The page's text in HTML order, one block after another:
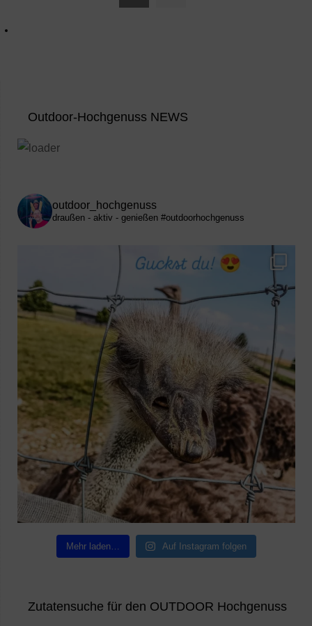
Outdoor-Hochgenuss NEWS
outdoor_hochgenuss
draußen - aktiv - genießen #outdoorhochgenuss
Mehr laden… Auf Instagram folgen
Zutatensuche für den OUTDOOR Hochgenuss